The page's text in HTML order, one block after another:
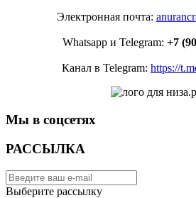
Электронная почта:
Whatsapp и Telegram: +7
Канал в Telegram: https://
Мы в соцсетях
РАССЫЛКА
Выберите рассылку